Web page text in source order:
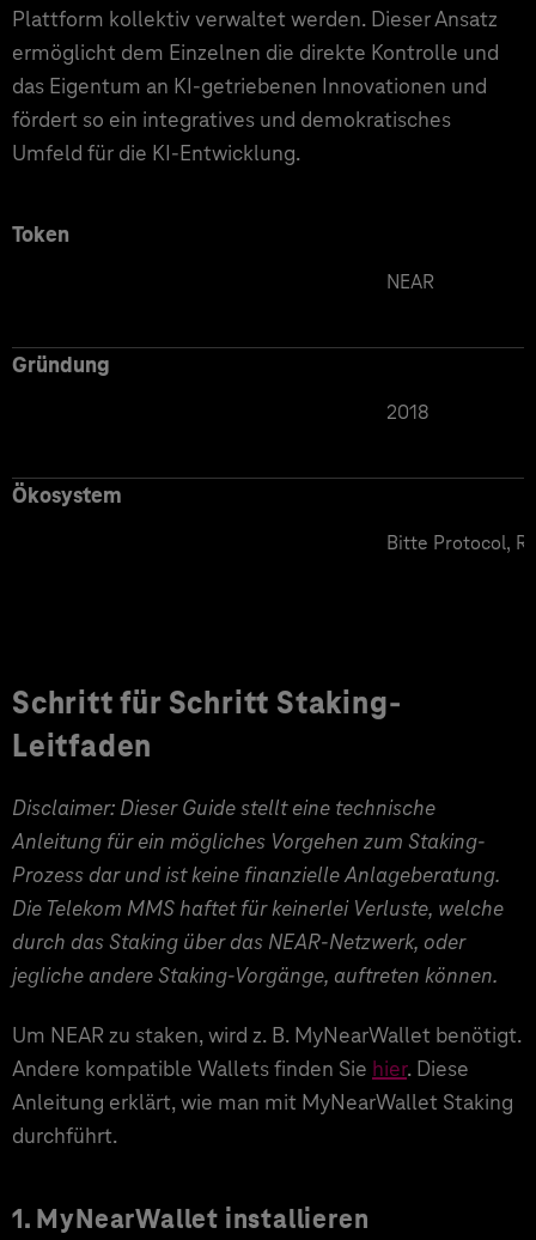
Plattform kollektiv verwaltet werden. Dieser Ansatz
ermöglicht dem Einzelnen die direkte Kontrolle und
das Eigentum an KI-getriebenen Innovationen und
fördert so ein integratives und demokratisches
Umfeld für die KI-Entwicklung.
Token
NEAR
Gründung
2018
Ökosystem
Bitte Protocol,
Schritt für Schritt Staking-
Leitfaden
Disclaimer: Dieser Guide stellt eine technische
Anleitung für ein mögliches Vorgehen zum Staking-
Prozess dar und ist keine finanzielle Anlageberatung.
Die Telekom MMS haftet für keinerlei Verluste, welche
durch das Staking über das NEAR-Netzwerk, oder
jegliche andere Staking-Vorgänge, auftreten können.
Um NEAR zu staken, wird z. B. MyNearWallet benötigt.
Andere kompatible Wallets finden Sie hier. Diese
Anleitung erklärt, wie man mit MyNearWallet Staking
durchführt.
1. MyNearWallet installieren